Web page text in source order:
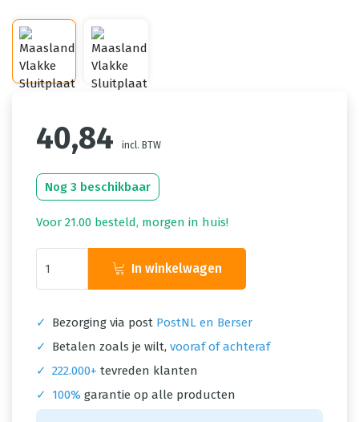
40,84 incl. BTW
Nog 3 beschikbaar
Voor 21.00 besteld, morgen in huis!
In winkelwagen
✓ Bezorging via post PostNL en Berser
✓
Betalen zoals je wilt, vooraf of achteraf
✓ 222.000+ tevreden klanten
✓
100% garantie op alle producten